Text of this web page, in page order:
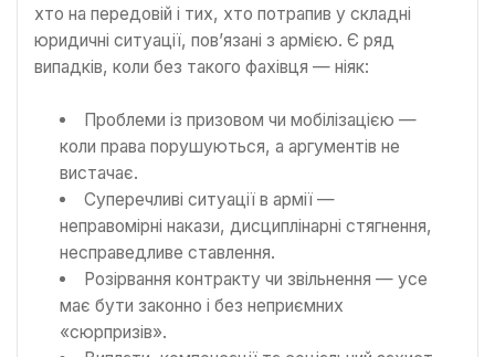
хто на передовій і тих, хто потрапив у складні
юридичні ситуації, пов’язані з армією. Є ряд
випадків, коли без такого фахівця — ніяк:
Проблеми із призовом чи мобілізацією —
коли права порушуються, а аргументів не
вистачає.
Суперечливі ситуації в армії —
неправомірні накази, дисциплінарні стягнення,
несправедливе ставлення.
Розірвання контракту чи звільнення — усе
має бути законно і без неприємних
«сюрпризів».